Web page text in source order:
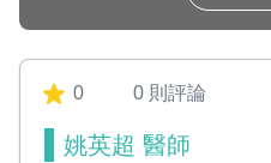
0 0 則評論
姚英超 醫師